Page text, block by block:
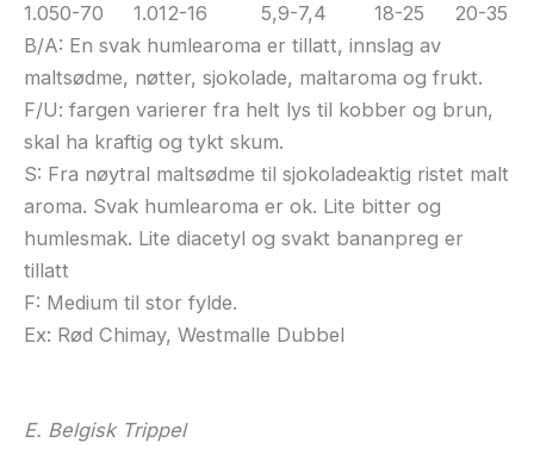
1.050-70 1.012-16 5,9-7,4 18-25 20-35
B/A: En svak humlearoma er tillatt, innslag av
maltsødme, nøtter, sjokolade, maltaroma og frukt.
F/U: fargen varierer fra helt lys til kobber og brun,
skal ha kraftig og tykt skum.
S: Fra nøytral maltsødme til sjokoladeaktig ristet malt
aroma. Svak humlearoma er ok. Lite bitter og
humlesmak. Lite diacetyl og svakt bananpreg er
tillatt
F: Medium til stor fylde.
Ex: Rød Chimay, Westmalle Dubbel
E. Belgisk Trippel